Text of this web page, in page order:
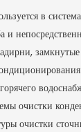
в
и
очистки
очистки